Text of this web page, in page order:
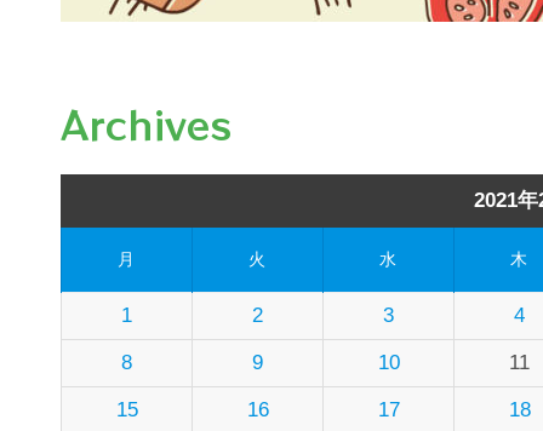
Archives
2021年
月 火 水 木
1 2 3 4
8 9 10 11
15 16 17 18